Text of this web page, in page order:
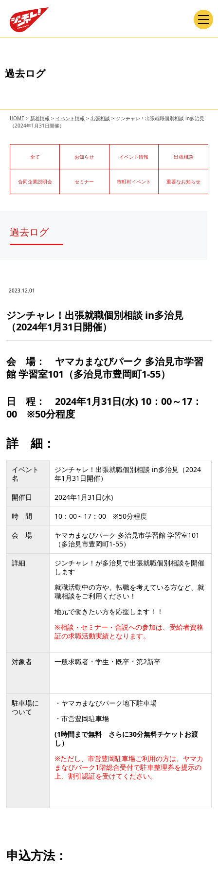
過去ログ
HOME > 新着情報 > イベント情報 > 出張相談 > ジンチャレ！出張就職個別相談 in多治見
（2024年1月31日開催）
全て お知らせ イベント情報 出張相談
合同企業説明会 セミナー 市町村イベント 重要なお知らせ
過去ログ
2023.12.01
ジンチャレ！出張就職個別相談 in多治見
（2024年1月31日開催）
会 場：
ヤマカまなびパーク 多治見市学習
館 学習室101（多治見市豊岡町1-55）
日 程：
2024年1月31日(水) 10：00～17：
00 ※50分程度
詳 細：
イベント
名
ジンチャレ！出張就職個別相談 in多治見（2024
年1月31日開催）
開催日 2024年1月31日(水)
時 間 10：00～17：00 ※50分程度
会 場
ヤマカまなびパーク 多治見市学習館 学習室101
（多治見市豊岡町1-55）
詳細
ジンチャレ！が多治見で出張就職個別相談を開催
します
就職活動中の方や、転職を考えている方など、就
職相談をご利用ください！
地元で働きたい方を応援します！！
※相談・セミナー・合説への参加は、受給者資格
証の求職活動実績となります。
対象者 一般求職者・学生・既卒・第2新卒
駐車場に
ついて
・ヤマカまなびパーク地下駐車場
・市営豊岡駐車場
(1時間まで無料 さらに30分無料チケットお渡
し）
※ただし、市営豊岡駐車場ご利用の方は、ヤマカ
まなびパーク1階総合受付で駐車整理券を提示の
上、割引認証を受けてください。
申込方法：